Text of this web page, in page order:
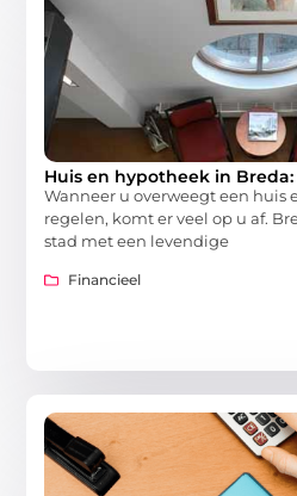
Huis en hypotheek in
Wanneer u overweegt een huis
regelen, komt er veel op u af.
stad met een levendige
Financieel